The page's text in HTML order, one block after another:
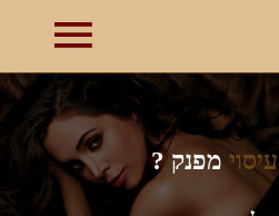
עיסוי מפנק ?